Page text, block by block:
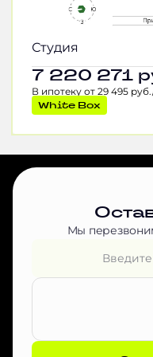
Студия
7 220 271
В ипотеку от 29 495
White Box
Мы